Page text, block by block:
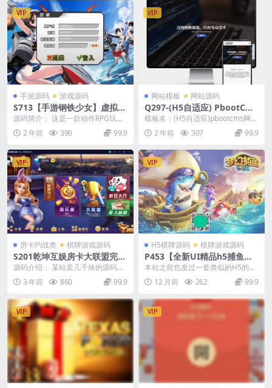
VIP
手游源码 游戏源码
S713【手游钢铁少女】虚拟机
镜像一键服务端+安卓客户端
源码简介： 这是一款动作RPG玩法
的卡牌养成类游戏，游戏以战争为
题材，但是却有着...
2 年前 390 99.9
VIP
网站模板 网站源码
Q297-(H5自适应) PbootCMS
网络科技类网站模板 – SEO优
化建站公司源码下载
模板名：(H5自适应)pbootcms网站
建设网络科技类模板 SEO优化网络
建站...2 年前 307 99.9
VIP
房卡约战类 棋牌游戏源码
S201乾坤互娱房卡大联盟完整
全套组件 带解密工具+视频教
程
源码介绍： 某站卖几千块的源码，
里面文件非常齐全。共3款游戏：牛
牛+三公+金花。...
3 年前 860 99.9
VIP
H5棋牌源码 棋牌游戏源码
P453【全新UI精品h5捕鱼游
戏】源码+文本教程
本站之前也发过一套类似的H5的捕
鱼游戏源码，站长看了一下，和这
套内核一样，UI有...
12 月前 262 99.9
VIP VIP